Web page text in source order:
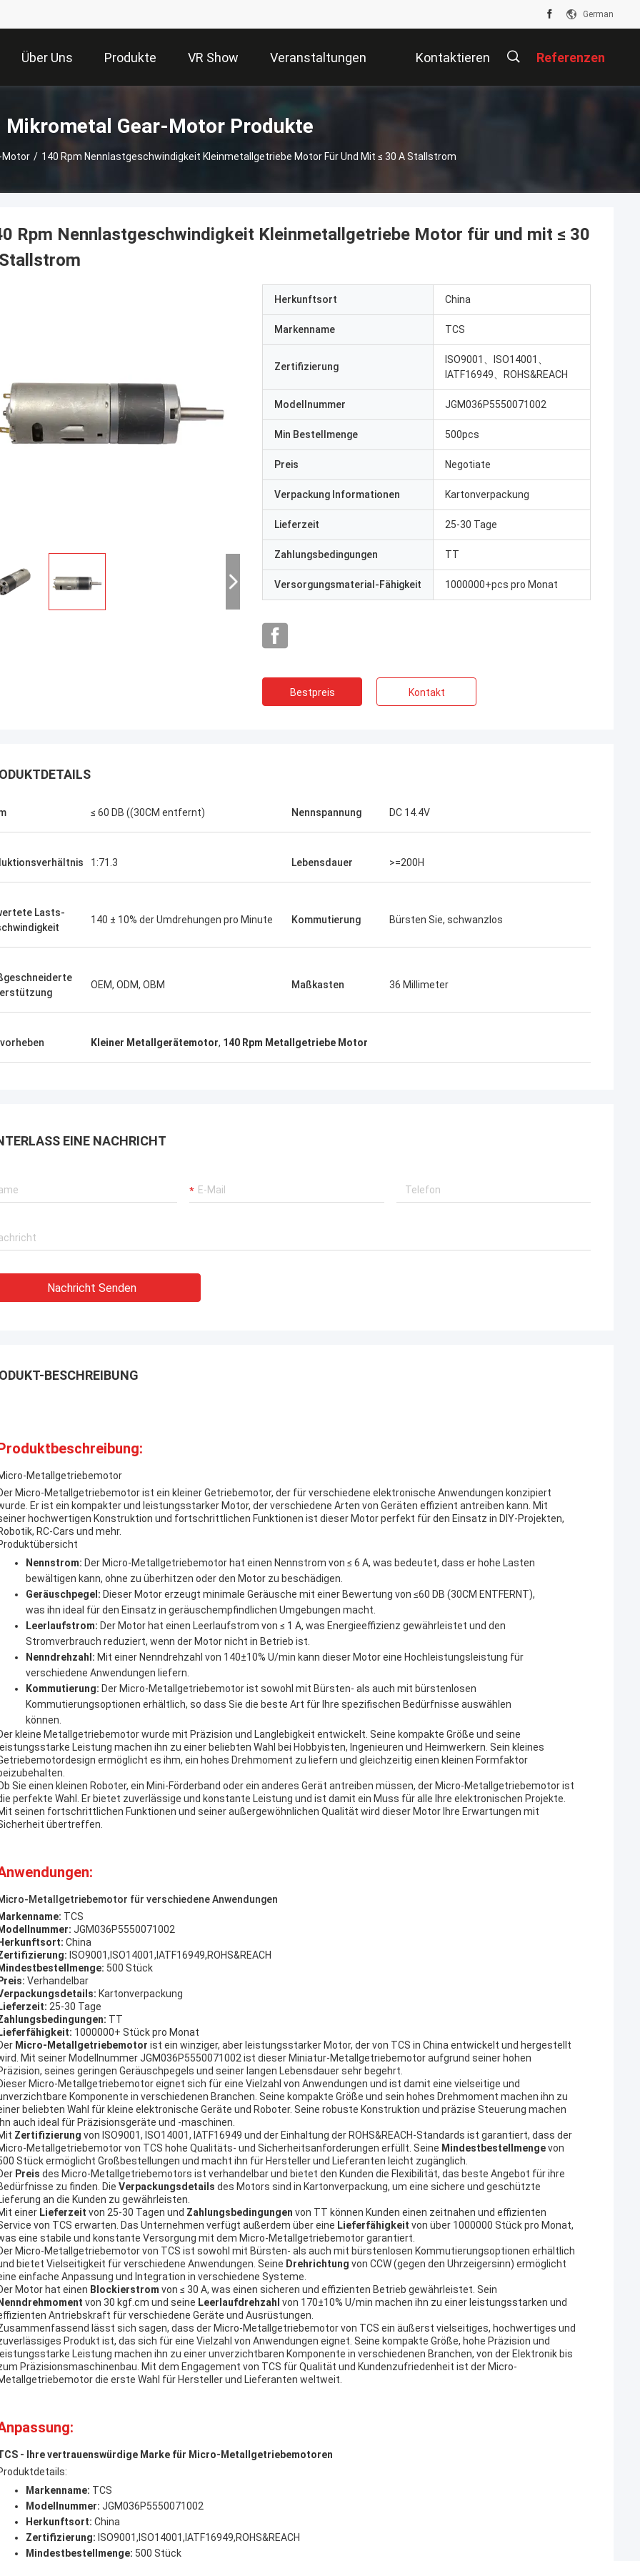
German
Über Uns Produkte VR Show Veranstaltungen Kontaktieren Referenzen
Mikrometal Gear-Motor Produkte
Motor / 140 Rpm Nennlastgeschwindigkeit Kleinmetallgetriebe Motor Für Und Mit ≤ 30 A Stallstrom
Rpm Nennlastgeschwindigkeit Kleinmetallgetriebe Motor für und mit ≤ 30
Herkunftsort China
Markenname TCS
Zertifizierung
ISO9001、ISO14001、
IATF16949、ROHS&REACH
Modellnummer JGM036P5550071002
Min Bestellmenge 500pcs
Preis Negotiate
Verpackung Informationen Kartonverpackung
Lieferzeit 25-30 Tage
Zahlungsbedingungen TT
Versorgungsmaterial-Fähigkeit 1000000+pcs pro Monat
Bestpreis Kontakt
≤ 60 DB ((30CM entfernt) Nennspannung DC 14.4V
1:71.3 Lebensdauer >=200H
Lasts-
140 ± 10% der Umdrehungen pro Minute Kommutierung Bürsten Sie, schwanzlos
OEM, ODM, OBM Maßkasten 36 Millimeter
Kleiner Metallgerätemotor, 140 Rpm Metallgetriebe Motor
EINE NACHRICHT
Nachricht Senden
BESCHREIBUNG
Metallgetriebemotor
Micro-Metallgetriebemotor ist ein kleiner Getriebemotor, der für verschiedene elektronische Anwendungen konzipiert
Er ist ein kompakter und leistungsstarker Motor, der verschiedene Arten von Geräten effizient antreiben kann. Mit
hochwertigen Konstruktion und fortschrittlichen Funktionen ist dieser Motor perfekt für den Einsatz in DIY-Projekten,
RC-Cars und mehr.
Nennstrom: Der Micro-Metallgetriebemotor hat einen Nennstrom von ≤ 6 A, was bedeutet, dass er hohe Lasten
bewältigen kann, ohne zu überhitzen oder den Motor zu beschädigen.
Geräuschpegel: Dieser Motor erzeugt minimale Geräusche mit einer Bewertung von ≤60 DB (30CM ENTFERNT),
was ihn ideal für den Einsatz in geräuschempfindlichen Umgebungen macht.
Leerlaufstrom: Der Motor hat einen Leerlaufstrom von ≤ 1 A, was Energieeffizienz gewährleistet und den
Stromverbrauch reduziert, wenn der Motor nicht in Betrieb ist.
Nenndrehzahl: Mit einer Nenndrehzahl von 140±10% U/min kann dieser Motor eine Hochleistungsleistung für
verschiedene Anwendungen liefern.
Kommutierung: Der Micro-Metallgetriebemotor ist sowohl mit Bürsten- als auch mit bürstenlosen
Kommutierungsoptionen erhältlich, so dass Sie die beste Art für Ihre spezifischen Bedürfnisse auswählen
können.
kleine Metallgetriebemotor wurde mit Präzision und Langlebigkeit entwickelt. Seine kompakte Größe und seine
Leistung machen ihn zu einer beliebten Wahl bei Hobbyisten, Ingenieuren und Heimwerkern. Sein kleines
ermöglicht es ihm, ein hohes Drehmoment zu liefern und gleichzeitig einen kleinen Formfaktor
Sie einen kleinen Roboter, ein Mini-Förderband oder ein anderes Gerät antreiben müssen, der Micro-Metallgetriebemotor ist
perfekte Wahl. Er bietet zuverlässige und konstante Leistung und ist damit ein Muss für alle Ihre elektronischen Projekte.
seinen fortschrittlichen Funktionen und seiner außergewöhnlichen Qualität wird dieser Motor Ihre Erwartungen mit
übertreffen.
Metallgetriebemotor für verschiedene Anwendungen
TCS
JGM036P5550071002
China
ISO9001,ISO14001,IATF16949,ROHS&REACH
500 Stück
Verhandelbar
Kartonverpackung
25-30 Tage
TT
1000000+ Stück pro Monat
Micro-Metallgetriebemotor ist ein winziger, aber leistungsstarker Motor, der von TCS in China entwickelt und hergestellt
Mit seiner Modellnummer JGM036P5550071002 ist dieser Miniatur-Metallgetriebemotor aufgrund seiner hohen
seines geringen Geräuschpegels und seiner langen Lebensdauer sehr begehrt.
Micro-Metallgetriebemotor eignet sich für eine Vielzahl von Anwendungen und ist damit eine vielseitige und
Komponente in verschiedenen Branchen. Seine kompakte Größe und sein hohes Drehmoment machen ihn zu
beliebten Wahl für kleine elektronische Geräte und Roboter. Seine robuste Konstruktion und präzise Steuerung machen
auch ideal für Präzisionsgeräte und -maschinen.
Zertifizierung von ISO9001, ISO14001, IATF16949 und der Einhaltung der ROHS&REACH-Standards ist garantiert, dass der
Metallgetriebemotor von TCS hohe Qualitäts- und Sicherheitsanforderungen erfüllt. Seine Mindestbestellmengevon
Stück ermöglicht Großbestellungen und macht ihn für Hersteller und Lieferanten leicht zugänglich.
Preis des Micro-Metallgetriebemotors ist verhandelbar und bietet den Kunden die Flexibilität, das beste Angebot für ihre
zu finden. Die Verpackungsdetails des Motors sind in Kartonverpackung, um eine sichere und geschützte
an die Kunden zu gewährleisten.
einer Lieferzeit von 25-30 Tagen und Zahlungsbedingungen von TT können Kunden einen zeitnahen und effizienten
von TCS erwarten. Das Unternehmen verfügt außerdem über eine Lieferfähigkeit von über 1000000 Stück pro Monat,
eine stabile und konstante Versorgung mit dem Micro-Metallgetriebemotor garantiert.
Micro-Metallgetriebemotor von TCS ist sowohl mit Bürsten- als auch mit bürstenlosen Kommutierungsoptionen erhältlich
bietet Vielseitigkeit für verschiedene Anwendungen. Seine Drehrichtung von CCW (gegen den Uhrzeigersinn) ermöglicht
einfache Anpassung und Integration in verschiedene Systeme.
Motor hat einen Blockierstrom von ≤ 30 A, was einen sicheren und effizienten Betrieb gewährleistet. Sein
von 30 kgf.cm und seine Leerlaufdrehzahl von 170±10% U/min machen ihn zu einer leistungsstarken und
Antriebskraft für verschiedene Geräte und Ausrüstungen.
lässt sich sagen, dass der Micro-Metallgetriebemotor von TCS ein äußerst vielseitiges, hochwertiges und
Produkt ist, das sich für eine Vielzahl von Anwendungen eignet. Seine kompakte Größe, hohe Präzision und
Leistung machen ihn zu einer unverzichtbaren Komponente in verschiedenen Branchen, von der Elektronik bis
Präzisionsmaschinenbau. Mit dem Engagement von TCS für Qualität und Kundenzufriedenheit ist der Micro-
die erste Wahl für Hersteller und Lieferanten weltweit.
- Ihre vertrauenswürdige Marke für Micro-Metallgetriebemotoren
Markenname: TCS
Modellnummer: JGM036P5550071002
Herkunftsort: China
Zertifizierung: ISO9001,ISO14001,IATF16949,ROHS&REACH
Mindestbestellmenge: 500 Stück